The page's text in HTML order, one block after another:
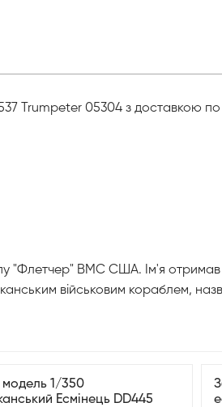
Trumpeter 05304 з доставкою по
"Флетчер" ВМС США. Ім'я отримав
військовим кораблем,
модель 1/350
Есмінець DD445